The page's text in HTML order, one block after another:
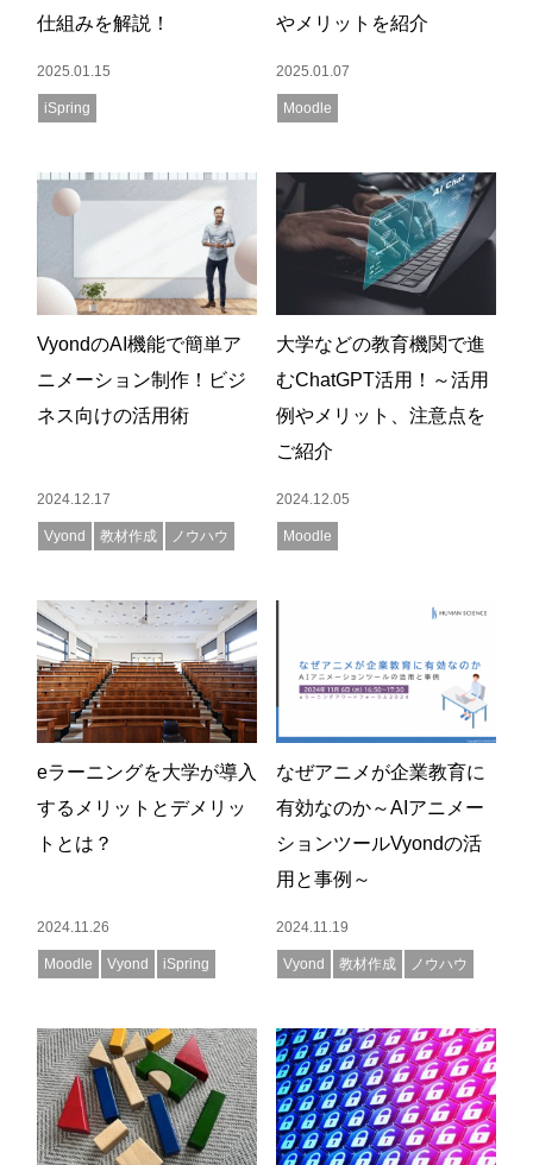
仕組みを解説！
2025.01.15
iSpring
やメリットを紹介
2025.01.07
Moodle
VyondのAI機能で簡単ア
ニメーション制作！ビジ
ネス向けの活用術
2024.12.17
Vyond 教材作成 ノウハウ
大学などの教育機関で進
むChatGPT活用！～活用
例やメリット、注意点を
ご紹介
2024.12.05
Moodle
eラーニングを大学が導入
するメリットとデメリッ
トとは？
2024.11.26
Moodle Vyond iSpring
なぜアニメが企業教育に
有効なのか～AIアニメー
ションツールVyondの活
用と事例～
2024.11.19
Vyond 教材作成 ノウハウ